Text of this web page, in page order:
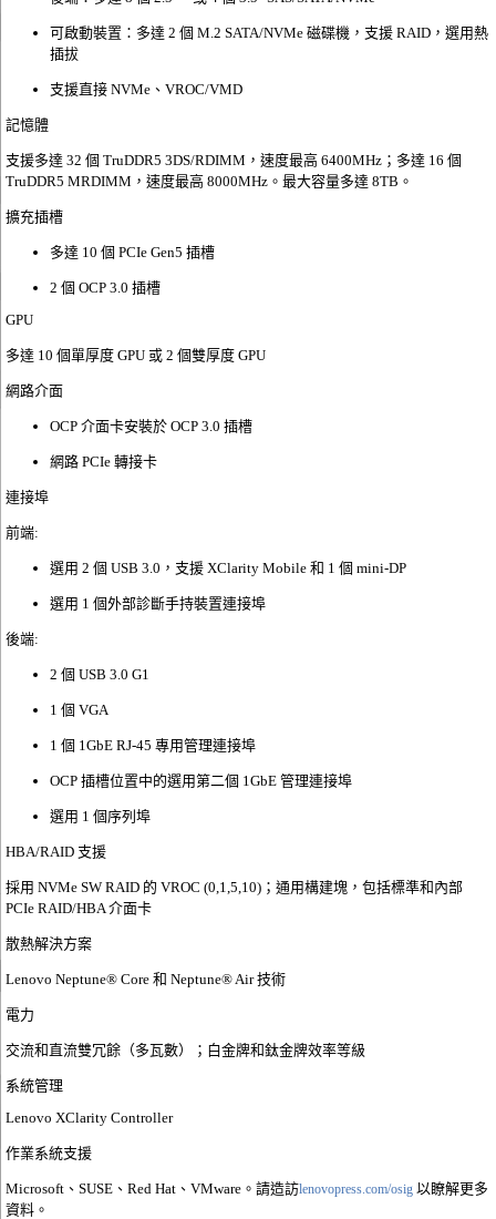
可啟動裝置：多達 2 個 M.2 SATA/NVMe 磁碟機，支援 RAID，選用熱
插拔
支援直接 NVMe、VROC/VMD
記憶體
支援多達 32 個 TruDDR5 3DS/RDIMM，速度最高 6400MHz；多達 16 個
TruDDR5 MRDIMM，速度最高 8000MHz。最大容量多達 8TB。
擴充插槽
多達 10 個 PCIe Gen5 插槽
2 個 OCP 3.0 插槽
GPU
多達 10 個單厚度 GPU 或 2 個雙厚度 GPU
網路介面
OCP 介面卡安裝於 OCP 3.0 插槽
網路 PCIe 轉接卡
連接埠
前端:
選用 2 個 USB 3.0，支援 XClarity Mobile 和 1 個 mini-DP
選用 1 個外部診斷手持裝置連接埠
後端:
2 個 USB 3.0 G1
1 個 VGA
1 個 1GbE RJ-45 專用管理連接埠
OCP 插槽位置中的選用第二個 1GbE 管理連接埠
選用 1 個序列埠
HBA/RAID 支援
採用 NVMe SW RAID 的 VROC (0,1,5,10)；通用構建塊，包括標準和內部
PCIe RAID/HBA 介面卡
散熱解決方案
Lenovo Neptune® Core 和 Neptune® Air 技術
電力
交流和直流雙冗餘（多瓦數）；白金牌和鈦金牌效率等級
系統管理
Lenovo XClarity Controller
作業系統支援
Microsoft、SUSE、Red Hat、VMware。請造訪lenovopress.com/osig 以瞭解更多
資料。